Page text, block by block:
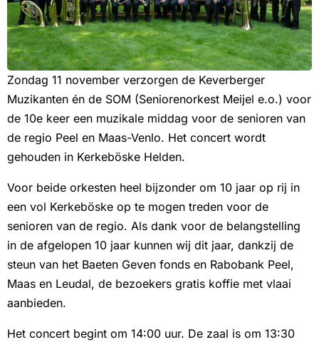
Zondag 11 november verzorgen de Keverberger
Muzikanten én de SOM (Seniorenorkest Meijel e.o.) voor
de 10e keer een muzikale middag voor de senioren van
de regio Peel en Maas-Venlo. Het concert wordt
gehouden in Kerkeböske Helden.
Voor beide orkesten heel bijzonder om 10 jaar op rij in
een vol Kerkeböske op te mogen treden voor de
senioren van de regio. Als dank voor de belangstelling
in de afgelopen 10 jaar kunnen wij dit jaar, dankzij de
steun van het Baeten Geven fonds en Rabobank Peel,
Maas en Leudal, de bezoekers gratis koffie met vlaai
aanbieden.
Het concert begint om 14:00 uur. De zaal is om 13:30